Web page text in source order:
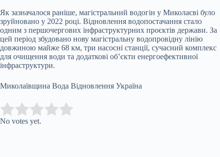
Як зазначалося раніше, магістральний водогін у Миколаєві було
зруйновано у 2022 році. Відновлення водопостачання стало
одним з першочергових інфраструктурних проєктів держави. За
цей період збудовано нову магістральну водопровідну лінію
довжиною майже 68 км, три насосні станції, сучасний комплекс
для очищення води та додаткові об’єкти енергоефективної
інфраструктури.
Миколаївщина Вода Відновлення Україна
Rate this item:
No votes yet.